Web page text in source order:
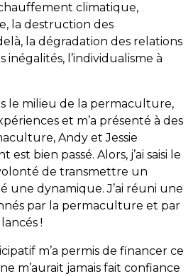
climatique,
la destruction des
la dégradation des relations
inégalités, l’individualisme à
le milieu de la permaculture,
et m’a présenté à des
Andy et Jessie
bien passé. Alors, j’ai saisi le
de transmettre un
une dynamique. J’ai réuni une
par la permaculture et par
!
m’a permis de financer ce
m’aurait jamais fait confiance